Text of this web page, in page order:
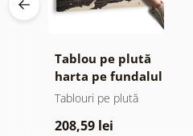
Tablou pe plută
harta pe fundalul
din lemn
Tablouri pe plută
208,59 lei